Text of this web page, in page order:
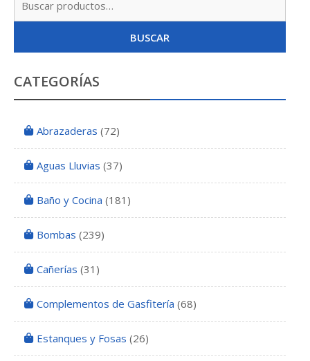
BUSCAR
CATEGORÍAS
Abrazaderas (72)
Aguas Lluvias (37)
Baño y Cocina (181)
Bombas (239)
Cañerías (31)
Complementos de Gasfitería (68)
Estanques y Fosas (26)